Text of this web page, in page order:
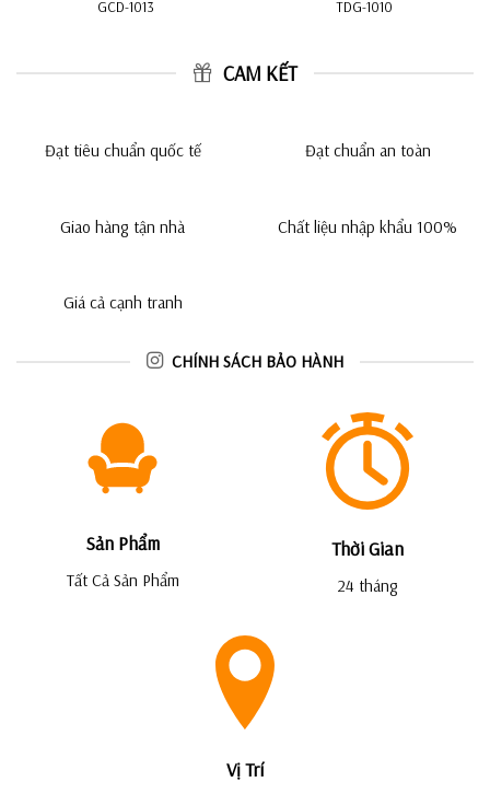
GCD-1013 TDG-1010
CAM KẾT
Đạt tiêu chuẩn quốc tế Đạt chuẩn an toàn
Giao hàng tận nhà Chất liệu nhập khẩu 100%
Giá cả cạnh tranh
CHÍNH SÁCH BẢO HÀNH
Sản Phẩm
Tất Cả Sản Phẩm
Thời Gian
24 tháng
Vị Trí